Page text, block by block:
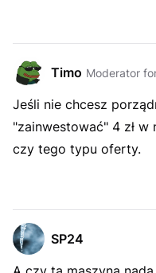
Timo Moderator
Jeśli nie chcesz
"zainwestować" 4 zł w
czy tego typu oferty.
SP24